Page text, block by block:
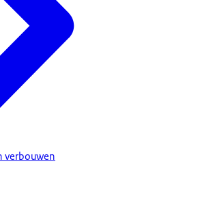
verbouwen